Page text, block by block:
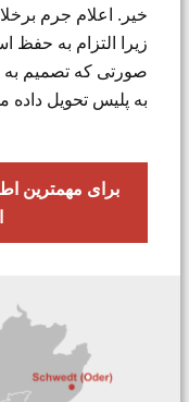
خیر. اعلام جرم
زیرا التزام به حفظ
صورتی که تصمیم به
به پلیس تحویل داده
برای مهمترین